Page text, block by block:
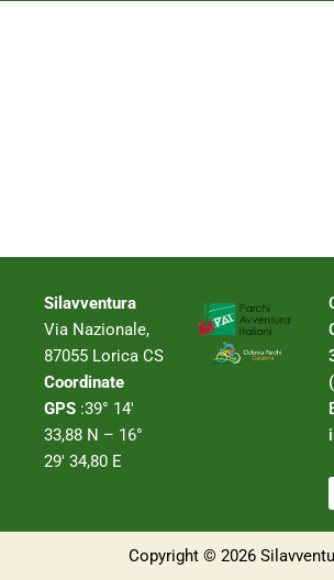
Silavventura
Via Nazionale,
87055 Lorica CS
Coordinate
GPS :39° 14′
33,88 N – 16°
29′ 34,80 E
Copyright © 2026